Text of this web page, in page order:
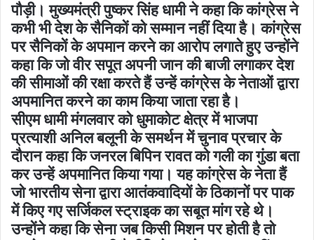
पौड़ी। मुख्यमंत्री पुष्कर सिंह धामी ने कहा कि कांग्रेस ने
कभी भी देश के सैनिकों को सम्मान नहीं दिया है। कांग्रेस
पर सैनिकों के अपमान करने का आरोप लगाते हुए उन्होंने
कहा कि जो वीर सपूत अपनी जान की बाजी लगाकर देश
की सीमाओं की रक्षा करते हैं उन्हें कांग्रेस के नेताओं द्वारा
अपमानित करने का काम किया जाता रहा है।
सीएम धामी मंगलवार को धुमाकोट क्षेत्र में भाजपा
प्रत्याशी अनिल बलूनी के समर्थन में चुनाव प्रचार के
दौरान कहा कि जनरल बिपिन रावत को गली का गुंडा बता
कर उन्हें अपमानित किया गया। यह कांग्रेस के नेता हैं
जो भारतीय सेना द्वारा आतंकवादियों के ठिकानों पर पाक
में किए गए सर्जिकल स्ट्राइक का सबूत मांग रहे थे।
उन्होंने कहा कि सेना जब किसी मिशन पर होती है तो